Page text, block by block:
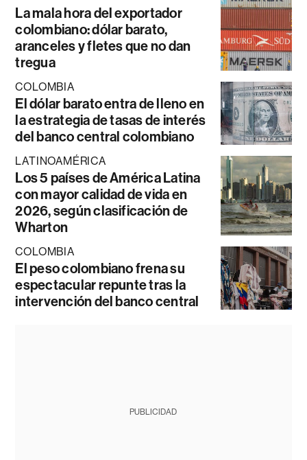
La mala hora del exportador
colombiano: dólar barato,
aranceles y fletes que no dan
tregua
COLOMBIA
El dólar barato entra de lleno en
la estrategia de tasas de interés
del banco central colombiano
LATINOAMÉRICA
Los 5 países de América Latina
con mayor calidad de vida en
2026, según clasificación de
Wharton
COLOMBIA
El peso colombiano frena su
espectacular repunte tras la
intervención del banco central
PUBLICIDAD